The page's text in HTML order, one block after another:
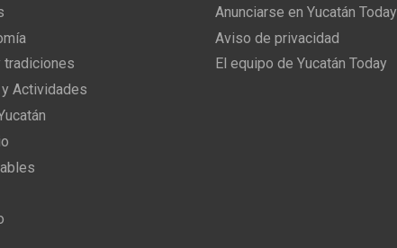
tradiciones
Actividades
Anunciarse en Yucatán Today
Aviso de privacidad
El equipo de Yucatán Today